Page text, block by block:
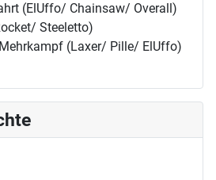
(ElUffo/ Chainsaw/ Overall)
Steeletto)
(Laxer/ Pille/ ElUffo)